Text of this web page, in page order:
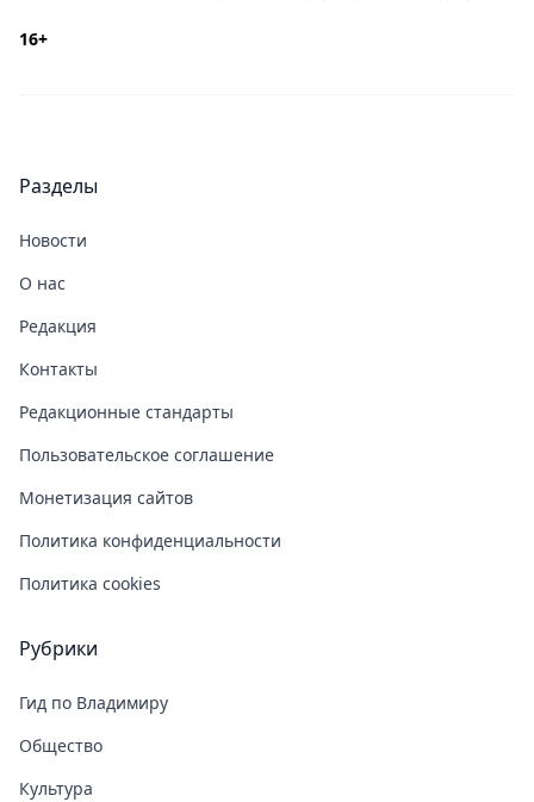
16+
Разделы
Новости
О нас
Редакция
Контакты
Редакционные стандарты
Пользовательское соглашение
Монетизация сайтов
Политика конфиденциальности
Политика cookies
Рубрики
Гид по Владимиру
Общество
Культура